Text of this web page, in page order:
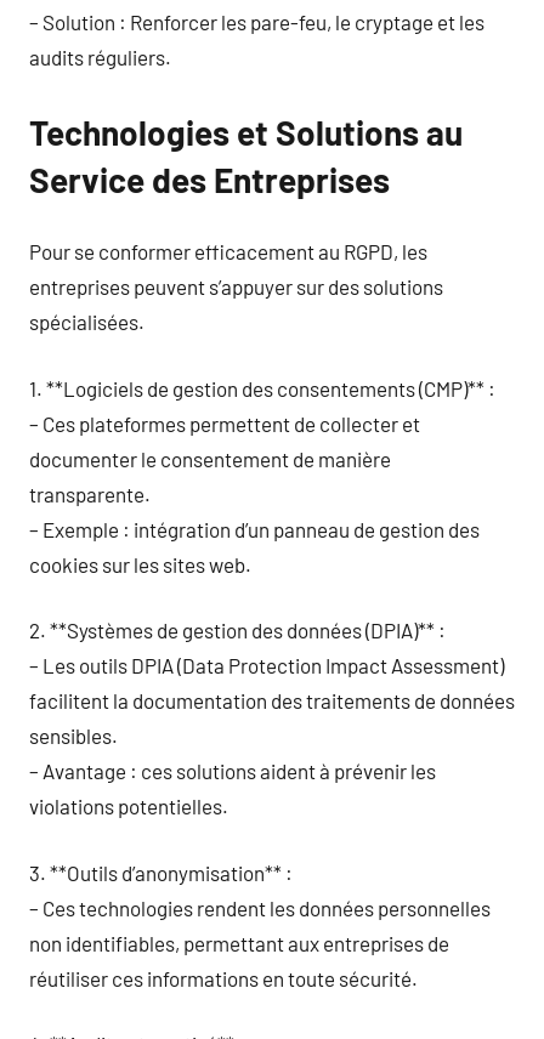
– Solution : Renforcer les pare-feu, le cryptage et les
audits réguliers.
Technologies et Solutions au
Service des Entreprises
Pour se conformer efficacement au RGPD, les
entreprises peuvent s’appuyer sur des solutions
spécialisées.
1. **Logiciels de gestion des consentements (CMP)** :
– Ces plateformes permettent de collecter et
documenter le consentement de manière
transparente.
– Exemple : intégration d’un panneau de gestion des
cookies sur les sites web.
2. **Systèmes de gestion des données (DPIA)** :
– Les outils DPIA (Data Protection Impact Assessment)
facilitent la documentation des traitements de données
sensibles.
– Avantage : ces solutions aident à prévenir les
violations potentielles.
3. **Outils d’anonymisation** :
– Ces technologies rendent les données personnelles
non identifiables, permettant aux entreprises de
réutiliser ces informations en toute sécurité.